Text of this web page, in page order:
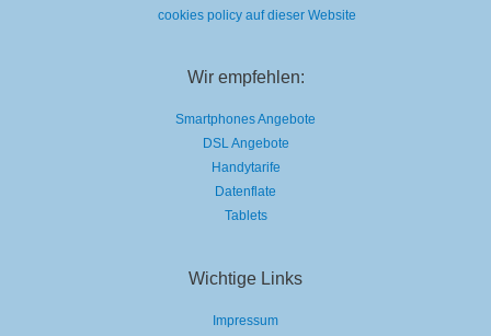
cookies policy auf dieser Website
Wir empfehlen:
Smartphones Angebote
DSL Angebote
Handytarife
Datenflate
Tablets
Wichtige Links
Impressum